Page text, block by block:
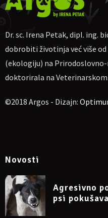
Dr. sc. Irena Petak, dipl. ing.
dobrobiti životinja već više
(ekologiju) na
doktorirala na
©2018 Argos - Dizajn:
Novosti
Agresivno
psi